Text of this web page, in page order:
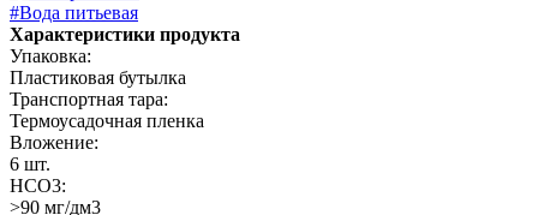
#Вода питьевая
Характеристики продукта
Упаковка:
Пластиковая бутылка
Транспортная тара:
Термоусадочная пленка
Вложение:
6 шт.
НСО3:
>90 мг/дм3